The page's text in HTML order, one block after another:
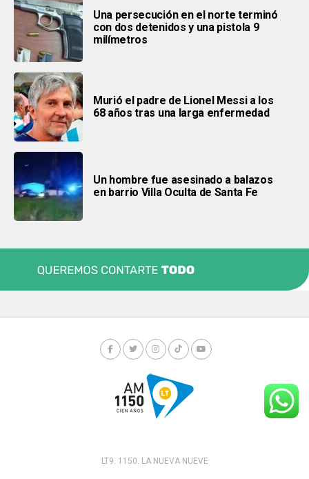
Una persecución en el norte terminó
con dos detenidos y una pistola 9
milímetros
Murió el padre de Lionel Messi a los
68 años tras una larga enfermedad
Un hombre fue asesinado a balazos
en barrio Villa Oculta de Santa Fe
LT9. 1150. LA NUEVA NUEVE